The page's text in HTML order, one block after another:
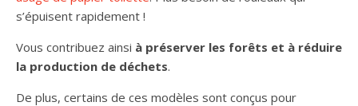
s’épuisent rapidement !
Vous contribuez ainsi à préserver les forêts et à réduire
la production de déchets.
De plus, certains de ces modèles sont conçus pour